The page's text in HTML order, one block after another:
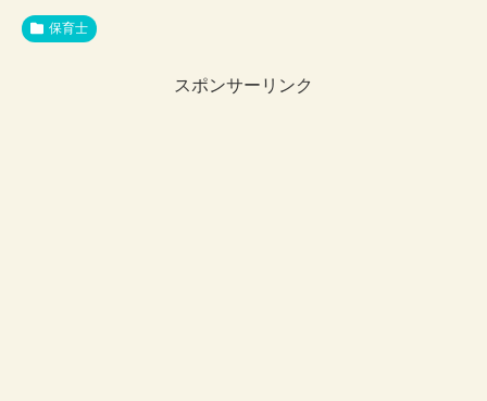
保育士
スポンサーリンク